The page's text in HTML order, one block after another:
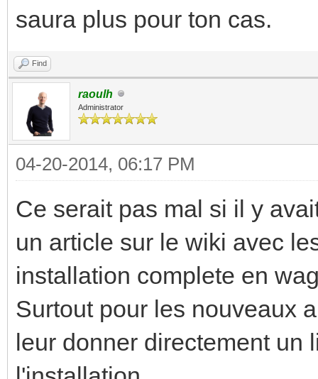
saura plus pour ton cas.
Find
raoulh
Administrator
04-20-2014, 06:17 PM
Ce serait pas mal si il y
un article sur le wiki avec
installation complete en
Surtout pour les nouveaux
leur donner directement un